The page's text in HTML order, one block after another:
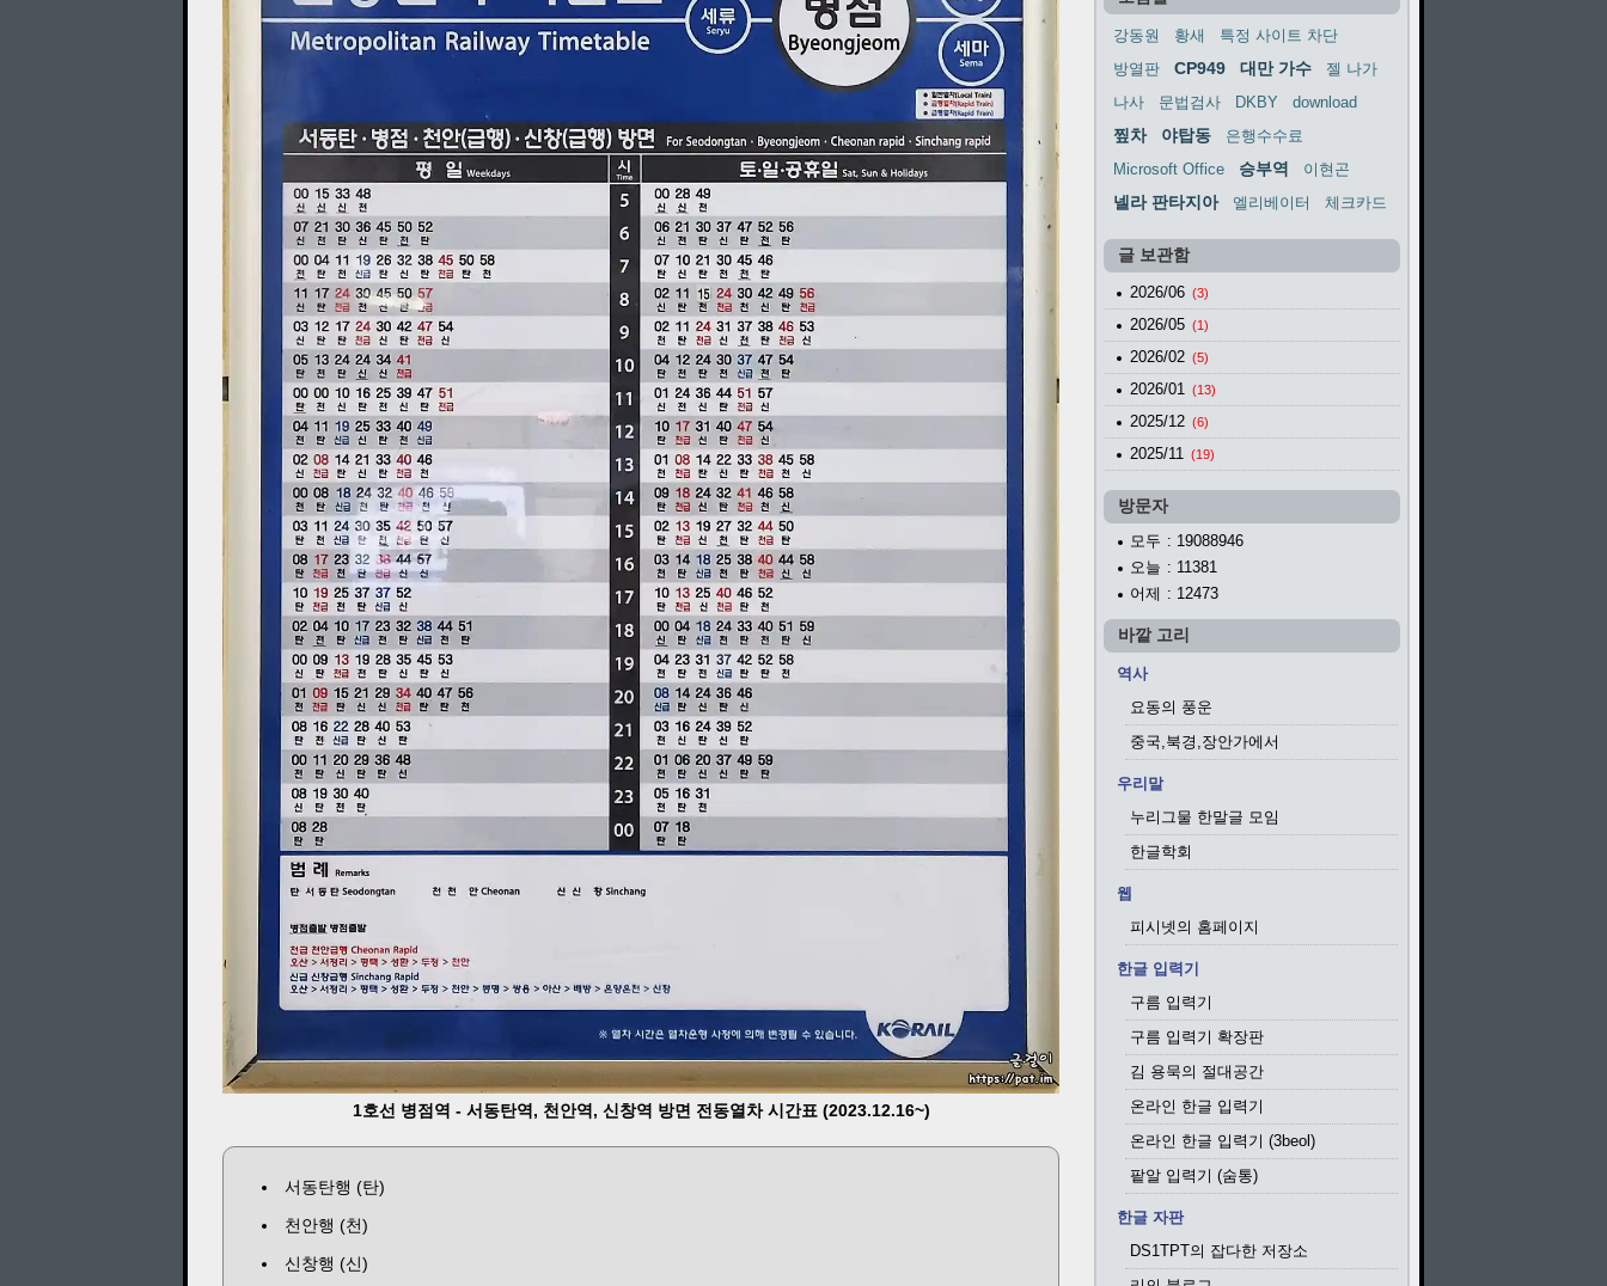
1호선 병점역 - 서동탄역, 천안역, 신창역 방면 전동열차 시간표 (2023.12.16~)
서동탄행 (탄)
천안행 (천)
신창행 (신)
강동원 황새
특정 사이트 차단
방열판
CP949 대만 가수
젤 나가
나사
문법검사 DKBY download
찦차 야탑동
은행수수료
Microsoft Office
승부역 이현곤
넬라 판타지아 엘리베이터 체크카드
글 보관함
2026/06 (3)
2026/05 (1)
2026/02 (5)
2026/01 (13)
2025/12 (6)
2025/11 (19)
방문자
모두 : 19088946
오늘 : 11381
어제 : 12473
바깥 고리
역사
요동의 풍운
중국,북경,장안가에서
우리말
누리그물 한말글 모임
한글학회
웹
피시넷의 홈페이지
한글 입력기
구름 입력기
구름 입력기 확장판
김 용묵의 절대공간
온라인 한글 입력기
온라인 한글 입력기 (3beol)
팥알 입력기 (숨통)
한글 자판
DS1TPT의 잡다한 저장소